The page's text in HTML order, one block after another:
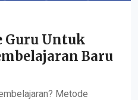
Guru Untuk
Baru
Metode